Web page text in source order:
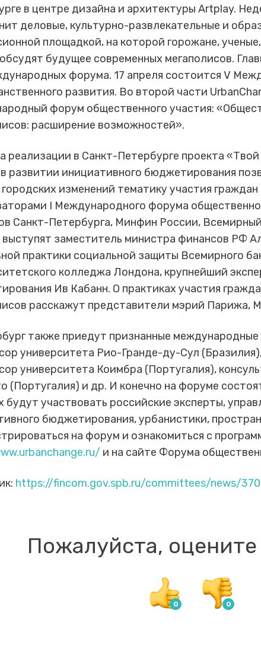
в центре дизайна и архитектуры Artplay.
деловые, культурно-развлекательные и
площадкой, на которой горожане,
будущее современных мегаполисов.
форума. 17 апреля состоится V
развития. Во второй части
форум общественного участия:
расширение возможностей».
реализации в Санкт-Петербурге проекта
развитии инициативного бюджетирования
изменений тематику участия граждан
I Международного форума
Санкт-Петербурга, Минфин России,
заместитель министра финансов РФ
практики социальной защиты Всемирного
колледжа Лондона, крупнейший
Ив Кабанн. О практиках участия
расскажут представители мэрий Парижа,
также приедут признанные
университета Рио-Гранде-ду-Сул
университета Коимбра (Португалия),
(Португалия) и др. И конечно на форуме
будут участвовать российские эксперты,
бюджетирования, урбанистики,
на форум и ознакомиться с
и на сайте Форума
https://fincom.gov.spb.ru/committees/news/370
Пожалуйста,